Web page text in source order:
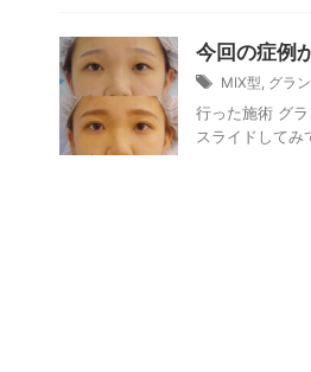
今回の症例
MIX型, グラ
行った施術 グ
スライドして